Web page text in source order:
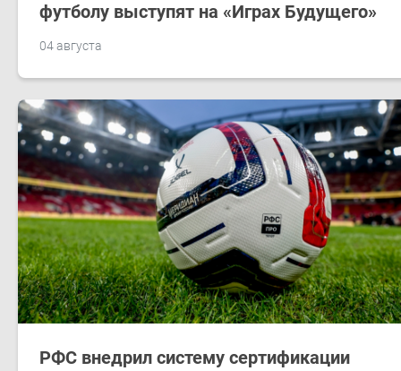
04 августа
футболу выступят на «Играх Будущего»
РФС внедрил систему сертификации